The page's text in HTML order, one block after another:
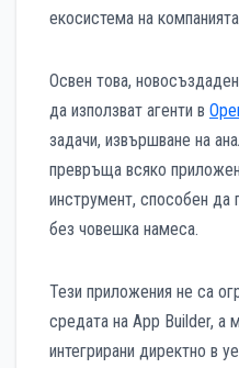
екосистема на
Освен това,
да използват агенти в
задачи, извършване на
превръща всяко
инструмент, способен да
без човешка намеса.
Тези приложения не са
средата на App Builder, а
интегрирани директно в